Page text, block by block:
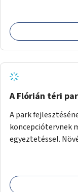
A Flórián téri
A park
koncepciótervnek
egyeztetéssel.